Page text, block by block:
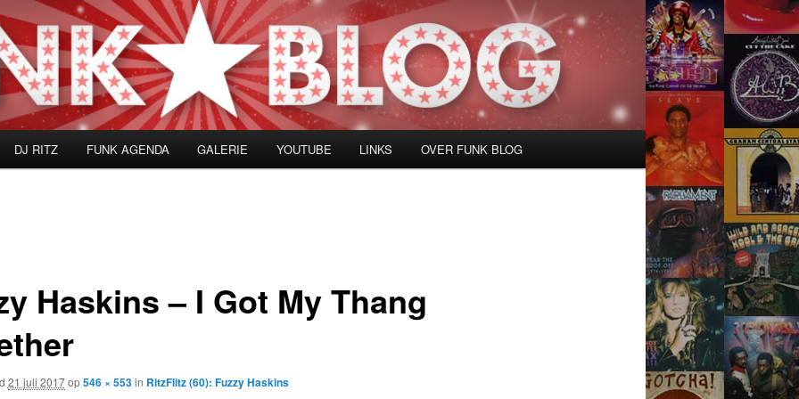
DJ RITZ FUNK AGENDA GALERIE YOUTUBE LINKS OVER FUNK BLOG
Haskins – I Got My Thang
21 juli 2017op546 × 553in RitzFlitz (60): Fuzzy Haskins